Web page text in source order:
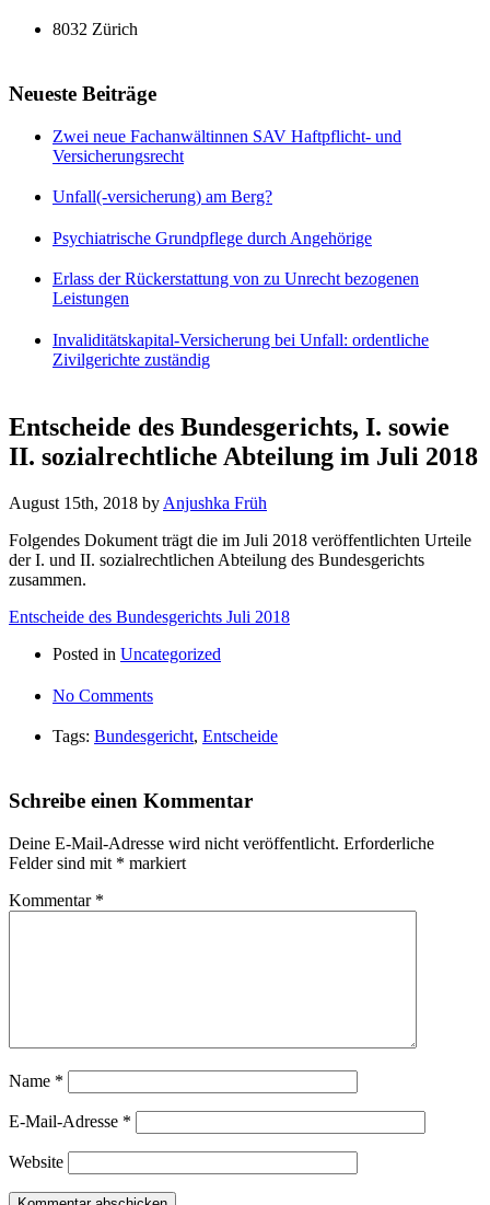
8032 Zürich
Neueste Beiträge
Zwei neue Fachanwältinnen SAV Haftpflicht- und
Versicherungsrecht
Unfall(-versicherung) am Berg?
Psychiatrische Grundpflege durch Angehörige
Erlass der Rückerstattung von zu Unrecht bezogenen
Leistungen
Invaliditätskapital-Versicherung bei Unfall: ordentliche
Zivilgerichte zuständig
Entscheide des Bundesgerichts, I. sowie
II. sozialrechtliche Abteilung im Juli 2018
August 15th, 2018 by Anjushka Früh
Folgendes Dokument trägt die im Juli 2018 veröffentlichten Urteile
der I. und II. sozialrechtlichen Abteilung des Bundesgerichts
zusammen.
Entscheide des Bundesgerichts Juli 2018
Posted in Uncategorized
No Comments
Tags: Bundesgericht, Entscheide
Schreibe einen Kommentar
Deine E-Mail-Adresse wird nicht veröffentlicht. Erforderliche
Felder sind mit * markiert
Kommentar *
Name *
E-Mail-Adresse *
Website